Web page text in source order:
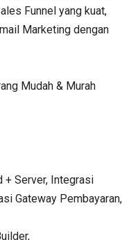
Funnel yang kuat,
Marketing dengan
Mudah & Murah
+ Server, Integrasi
Gateway Pembayaran,